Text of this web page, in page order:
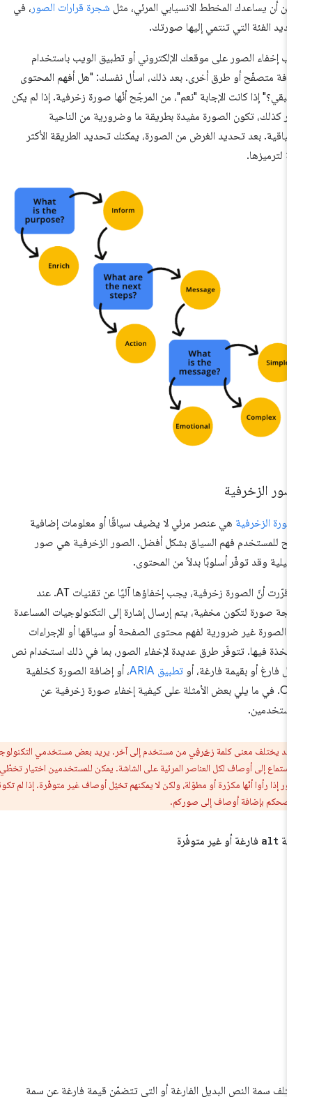
أن يساعدك المخطط الانسيابي المرئي، مثلشجرة قرارات الصور، في
الفئة التي تنتمي إليها صورتك.
إخفاء الصور على موقعك الإلكتروني أو تطبيق الويب باستخدام
متصفّح أو طرق أخرى. بعد ذلك، اسأل نفسك: "هل أفهم المحتوى
إذا كانت الإجابة "نعم"، من المرجّح أنّها صورة زخرفية. إذا لم يكن
كذلك، تكون الصورة مفيدة بطريقة ما وضرورية من الناحية
بعد تحديد الغرض من الصورة، يمكنك تحديد الطريقة الأكثر
لترميزها.
الزخرفية
الزخرفية هي عنصر مرئي لا يضيف سياقًا أو معلومات إضافية
للمستخدم فهم السياق بشكل أفضل. الصور الزخرفية هي صور
وقد توفّر أسلوبًا بدلاً من المحتوى.
إذا قرّرت أنّ الصورة زخرفية، يجب إخفاؤها آليًا عن تقنيات AT. عند
صورة لتكون مخفية، يتم إرسال إشارة إلى التكنولوجيات المساعدة
الصورة غير ضرورية لفهم محتوى الصفحة أو سياقها أو الإجراءات
فيها. تتوفّر طرق عديدة لإخفاء الصور، بما في ذلك استخدام نص
فارغ أو بقيمة فارغة، أوتطبيق ARIA
، أو إضافة الصورة كخلفية
CSS. في ما يلي بعض الأمثلة على كيفية إخفاء صورة زخرفية عن
قد يختلف معنى كلمةزخرفيمن مستخدم إلى آخر. يريد بعض مستخدمي التكنولوجيا
إلى أوصاف لكل العناصر المرئية على الشاشة. يمكن للمستخدمين اختيار تخطّي
إذا رأوا أنّها مكرّرة أو مطوّلة، ولكن لا يمكنهم تخيّل أوصاف غير متوفّرة. إذا لم تكونوا
ننصحكم بإضافة أوصاف إلى صوركم.
alt فارغة أو غير متوفّرة
سمة النص البديل الفارغة أو التي تتضمّن قيمة فارغة عن سمة